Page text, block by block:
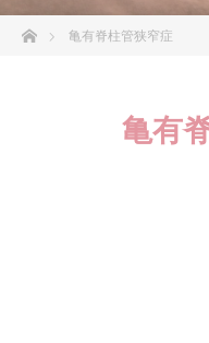
ホーム亀有脊柱管狭窄症
亀有